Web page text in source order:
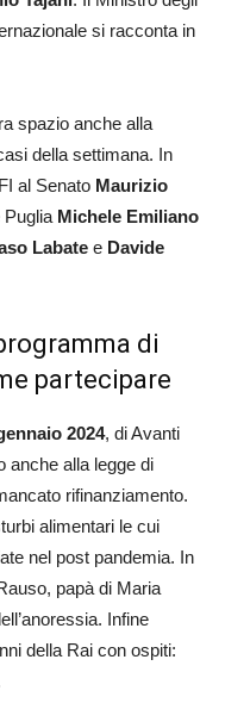
si racconta in
spazio anche alla
della settimana. In
al Senato Maurizio
Puglia Michele Emiliano
Labate e Davide
di
partecipare
2024, di Avanti
anche alla legge di
rifinanziamento.
alimentari le cui
nel post pandemia. In
papà di Maria
Infine
della Rai con ospiti: